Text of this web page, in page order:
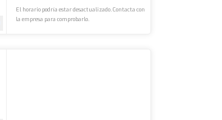
El horario podría estar desactualizado. Contacta con
la empresa para comprobarlo.